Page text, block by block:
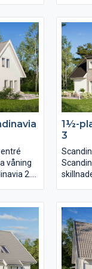
av
i köket,
och
helt
långt
finns
sovrum
hela 23
öppna
våning
2.
finns
allrum
i
1½-
3
köket
mot
har
dubbelt